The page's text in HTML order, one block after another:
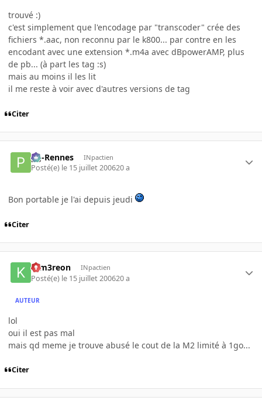
trouvé :)
c'est simplement que l'encodage par "transcoder" crée des
fichiers *.aac, non reconnu par le k800... par contre en les
encodant avec une extension *.m4a avec dBpowerAMP, plus
de pb... (à part les tag :s)
mais au moins il les lit
il me reste à voir avec d'autres versions de tag
Citer
pg-Rennes INpactien
Posté(e) le 15 juillet 200620 a
Bon portable je l'ai depuis jeudi
Citer
K-m3reon INpactien
Posté(e) le 15 juillet 200620 a
AUTEUR
lol
oui il est pas mal
mais qd meme je trouve abusé le cout de la M2 limité à 1go...
Citer